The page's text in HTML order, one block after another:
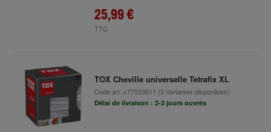
25,99 €
TTC
TOX Cheville universelle Tetrafix XL
Code art. c77553611 (3 Variantes disponibles)
Délai de livraison : 2-3 jours ouvrés